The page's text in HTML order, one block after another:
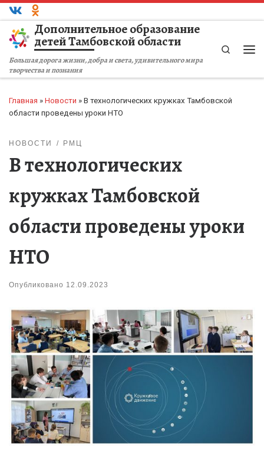
Перейти к содержимому
Дополнительное образование
детей Тамбовской области
Большая дорога жизни, добра и света, удивительного мира
творчества и познания
Search
Главная » Новости » В технологических кружках Тамбовской
области проведены уроки НТО
НОВОСТИ РМЦ
В технологических
кружках Тамбовской
области проведены уроки
НТО
Опубликовано 12.09.2023